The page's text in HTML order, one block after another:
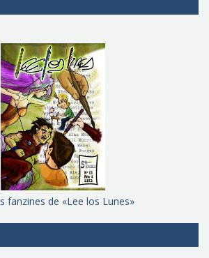
fanzines de «Lee los Lunes»